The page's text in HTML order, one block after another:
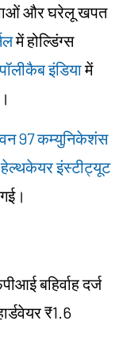
सेवाओं और घरेलू खपत
में होल्डिंग्स
पॉलीकैब इंडियामें
वन 97 कम्युनिकेशंस
इंस्टीट्यूट
बहिर्वाह दर्ज
₹1.6